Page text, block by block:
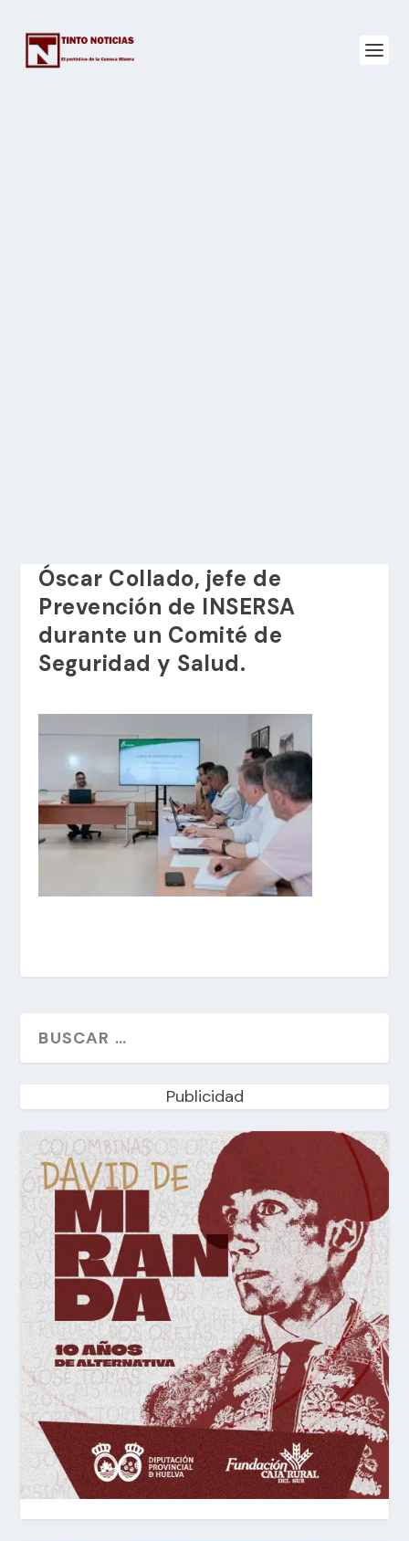
Óscar Collado, jefe de
Prevención de INSERSA
durante un Comité de
Seguridad y Salud.
Publicidad